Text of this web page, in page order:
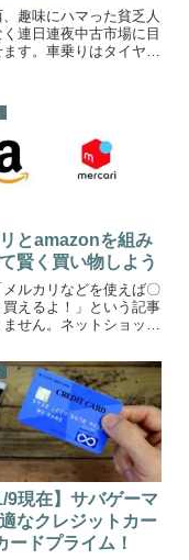
趣味にハマった貧乏人
連日連夜中古市場に目
す。車乗りはタイヤを
買いたい」と「高く売
うずまくこの戦場で、
高く手持ちのエアガン
とamazonを組み
賢く買い物しよう
ルカリなどを使えば〇
買えるよ！」という記事
せん。ネットショッピ
リマアプリなどを上手
をご紹介します。安
けで買い物をすると、
ようなホビー関連の買
9現在】サバゲーマ
なクレジットカー
ードプライム！